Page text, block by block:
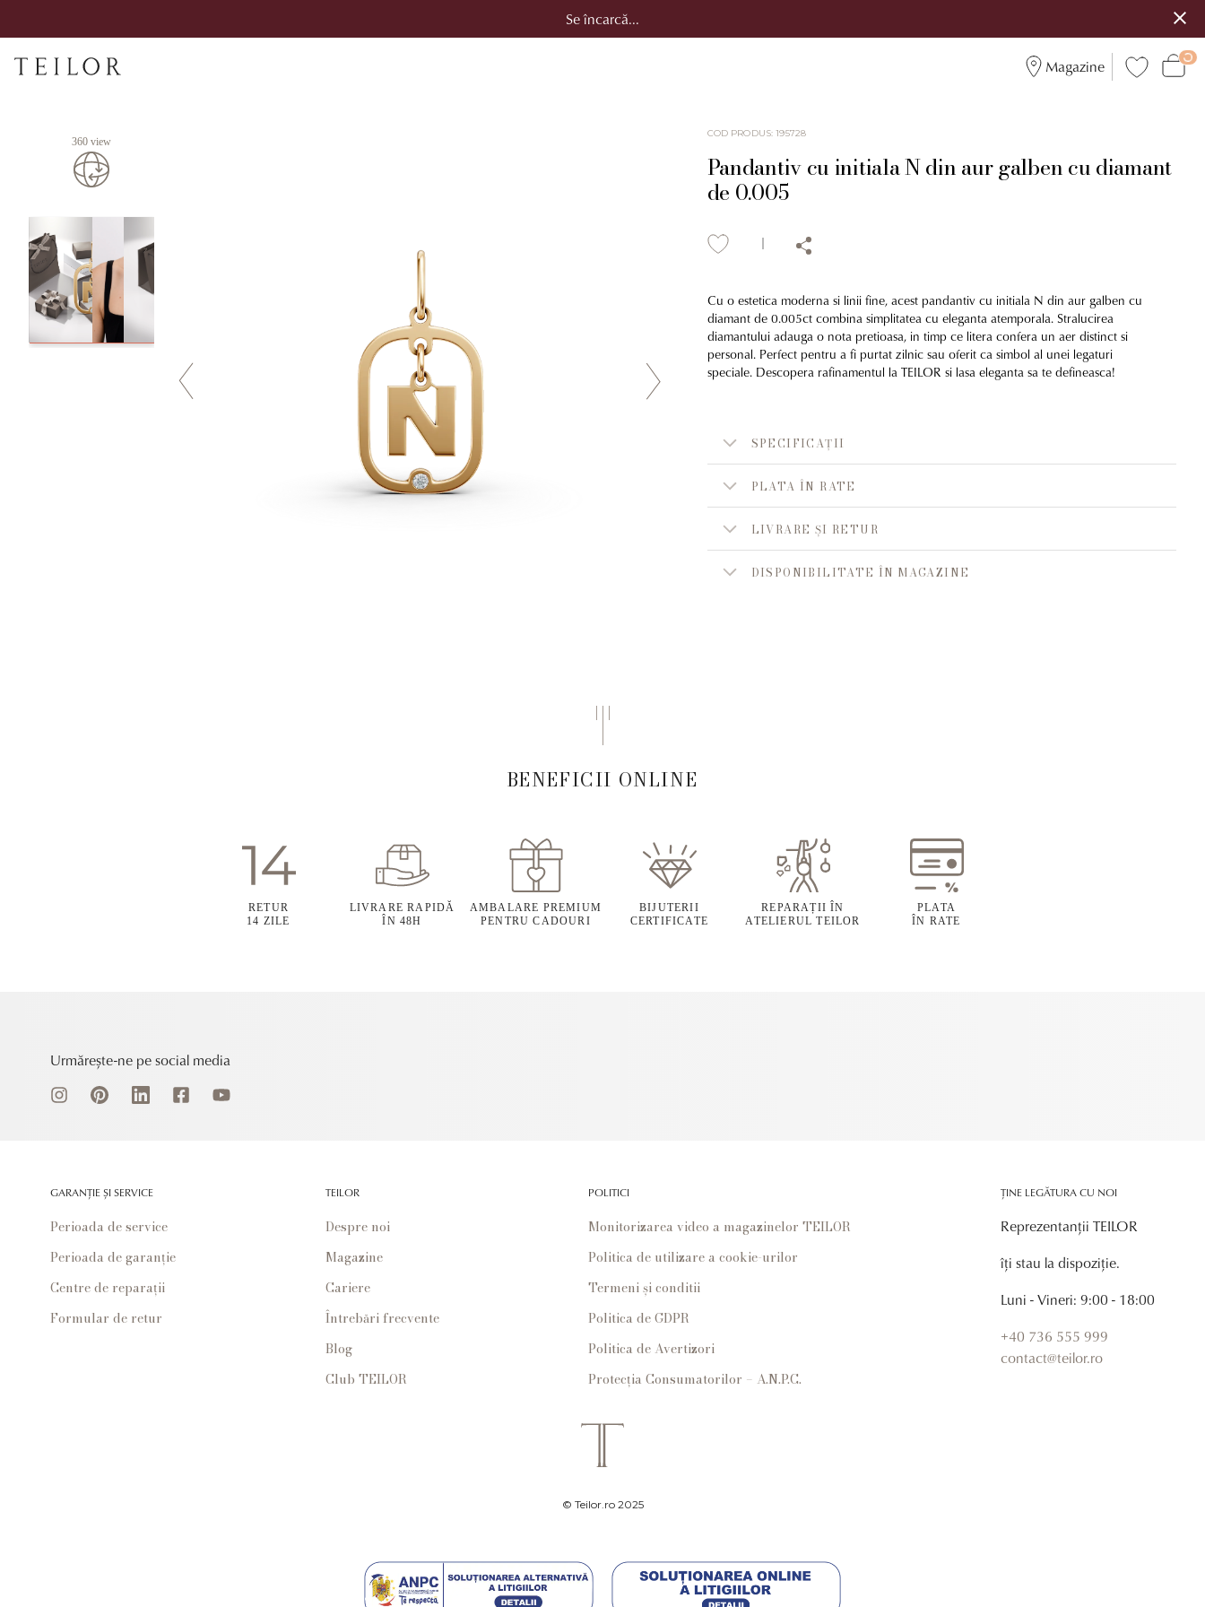
Se încarcă...
Magazine
360 view
COD PRODUS:195728
Pandantiv cu initiala N din aur galben cu diamant
de 0.005
Cu o estetica moderna si linii fine, acest pandantiv cu initiala N din aur galben cu
diamant de 0.005ct combina simplitatea cu eleganta atemporala. Stralucirea
diamantului adauga o nota pretioasa, in timp ce litera confera un aer distinct si
personal. Perfect pentru a fi purtat zilnic sau oferit ca simbol al unei legaturi
speciale. Descopera rafinamentul la TEILOR si lasa eleganta sa te defineasca!
SPECIFICAȚII
PLATA ÎN RATE
LIVRARE ȘI RETUR
DISPONIBILITATE ÎN MAGAZINE
BENEFICII ONLINE
RETUR
14 ZILE
LIVRARE RAPIDĂ
ÎN 48H
AMBALARE PREMIUM
PENTRU CADOURI
BIJUTERII
CERTIFICATE
REPARAȚII ÎN
ATELIERUL TEILOR
PLATA
ÎN RATE
Urmărește-ne pe social media
GARANȚIE ȘI SERVICE
Perioada de service
Perioada de garanție
Centre de reparații
Formular de retur
TEILOR
Despre noi
Magazine
Cariere
Întrebări frecvente
Blog
Club TEILOR
POLITICI
Monitorizarea video a magazinelor TEILOR
Politica de utilizare a cookie-urilor
Termeni și conditii
Politica de GDPR
Politica de Avertizori
Protecția Consumatorilor – A.N.P.C.
ȚINE LEGĂTURA CU NOI
Reprezentanții TEILOR
îți stau la dispoziție.
Luni - Vineri: 9:00 - 18:00
+40 736 555 999
contact@teilor.ro
© Teilor.ro 2025